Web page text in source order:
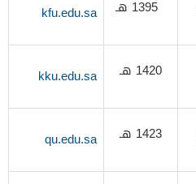
kfu.edu.sa
1420 هـ kku.edu.sa
1423 هـ qu.edu.sa